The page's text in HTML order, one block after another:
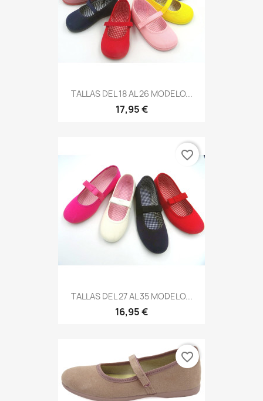
TALLAS DEL 18 AL 26 MODELO...
17,95 €
TALLAS DEL 27 AL 35 MODELO...
16,95 €
favorite_border
favorite_border